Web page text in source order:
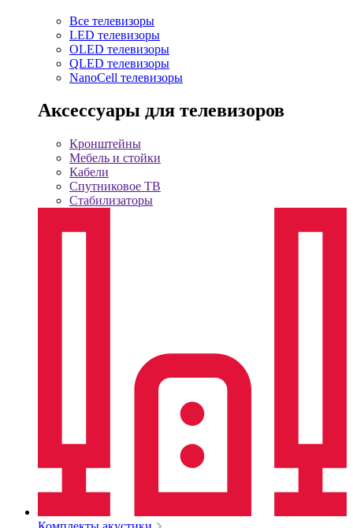
Все телевизоры
LED телевизоры
OLED телевизоры
QLED телевизоры
NanoCell телевизоры
Аксессуары для телевизоров
Кронштейны
Мебель и стойки
Кабели
Спутниковое ТВ
Стабилизаторы